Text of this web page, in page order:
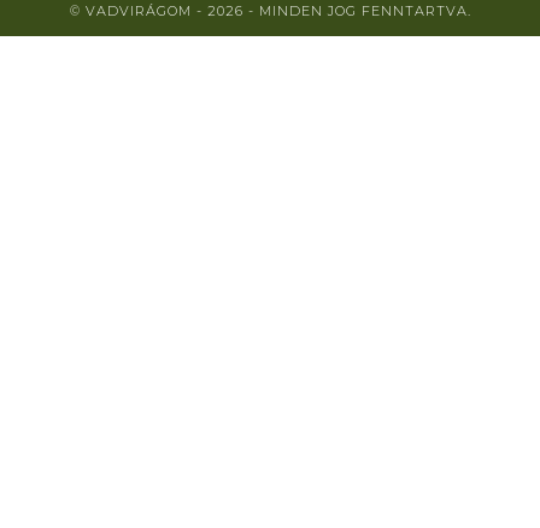
© VADVIRÁGOM - 2026 - MINDEN JOG FENNTARTVA.